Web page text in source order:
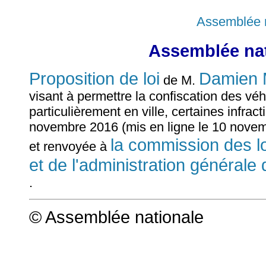
Assemblée
Assemblée
Proposition de loi de M. Damien
visant à permettre la confiscation des
particulièrement en ville, certaines
novembre 2016 (mis en ligne le 10
et renvoyée à la commission des
et de l'administration générale
.
© Assemblée nationale